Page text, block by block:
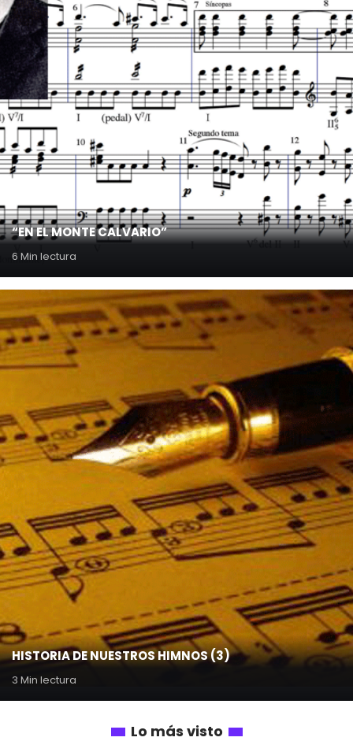
“EN EL MONTE CALVARIO”
6 Min lectura
HISTORIA DE NUESTROS HIMNOS (3)
3 Min lectura
Lo más visto